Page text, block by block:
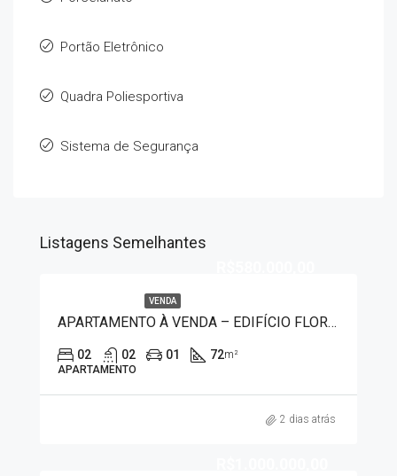
Portão Eletrônico
Quadra Poliesportiva
Sistema de Segurança
Listagens Semelhantes
VENDA
APARTAMENTO À VENDA – EDIFÍCIO FLORIANO 2975
02 02 01 72m²
APARTAMENTO
2 dias atrás